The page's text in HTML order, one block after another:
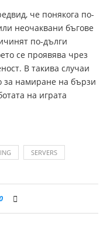
че понякога по-
неочаквани бъгове
по-дълги
се проявява чрез
В такива случаи
за намиране на бързи
на играта
SERVERS